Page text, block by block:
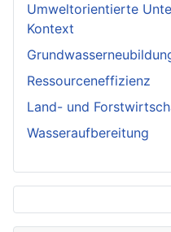
Umweltorientierte
Kontext
Ressourceneffizienz
Land- und
Wasseraufbereitung